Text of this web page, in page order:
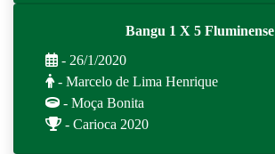
Bangu 1 X 5 Fluminense
- 26/1/2020
- Marcelo de Lima Henrique
- Moça Bonita
- Carioca 2020